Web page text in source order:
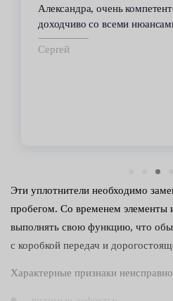
Александра, очень
доходчиво со всеми
Сергей
Эти уплотнители необходимо
пробегом. Со временем элементы
выполнять свою функцию, что
с коробкой передач и
Характерные признаки